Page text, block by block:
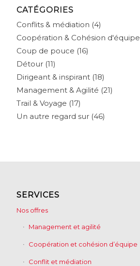
CATÉGORIES
Conflits & médiation (4)
Coopération & Cohésion d'équipe
Coup de pouce (16)
Détour(11)
Dirigeant & inspirant(18)
Management & Agilité (21)
Trail & Voyage (17)
Un autre regard sur(46)
SERVICES
Nos offres
Management et agilité
Coopération et cohésion d’équipe
Conflit et médiation